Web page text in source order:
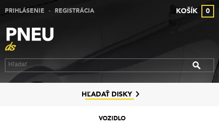
PRIHLÁSENIE - REGISTRÁCIA KOŠÍK 0
VÝPREDAJ PNEUMATÍK
VÝPREDAJ ALU DISKOV
VÝPREDAJ PLECHOVÝCH DISKOV
HĽADAŤ DISKY
VOZIDLO